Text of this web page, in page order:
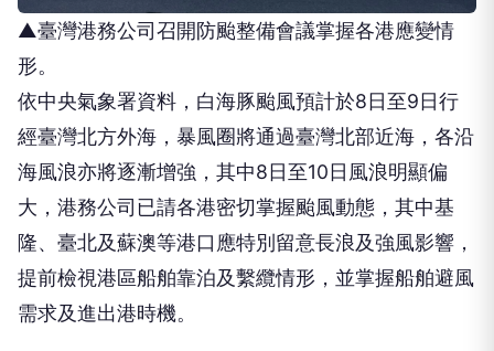
▲臺灣港務公司召開防颱整備會議掌握各港應變情
形。
依中央氣象署資料，白海豚颱風預計於8日至9日行
經臺灣北方外海，暴風圈將通過臺灣北部近海，各沿
海風浪亦將逐漸增強，其中8日至10日風浪明顯偏
大，港務公司已請各港密切掌握颱風動態，其中基
隆、臺北及蘇澳等港口應特別留意長浪及強風影響，
提前檢視港區船舶靠泊及繫纜情形，並掌握船舶避風
需求及進出港時機。